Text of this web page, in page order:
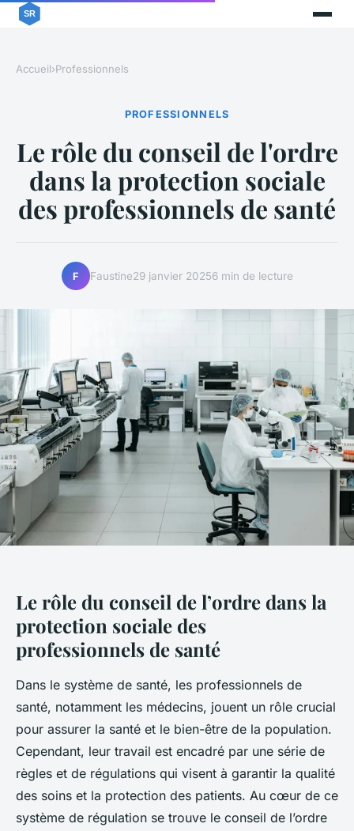
Accueil›Professionnels
PROFESSIONNELS
Le rôle du conseil de l'ordre
dans la protection sociale
des professionnels de santé
F Faustine29 janvier 20256 min de lecture
Le rôle du conseil de l’ordre dans la
protection sociale des
professionnels de santé
Dans le système de santé, les professionnels de
santé, notamment les médecins, jouent un rôle crucial
pour assurer la santé et le bien-être de la population.
Cependant, leur travail est encadré par une série de
règles et de régulations qui visent à garantir la qualité
des soins et la protection des patients. Au cœur de ce
système de régulation se trouve le conseil de l’ordre